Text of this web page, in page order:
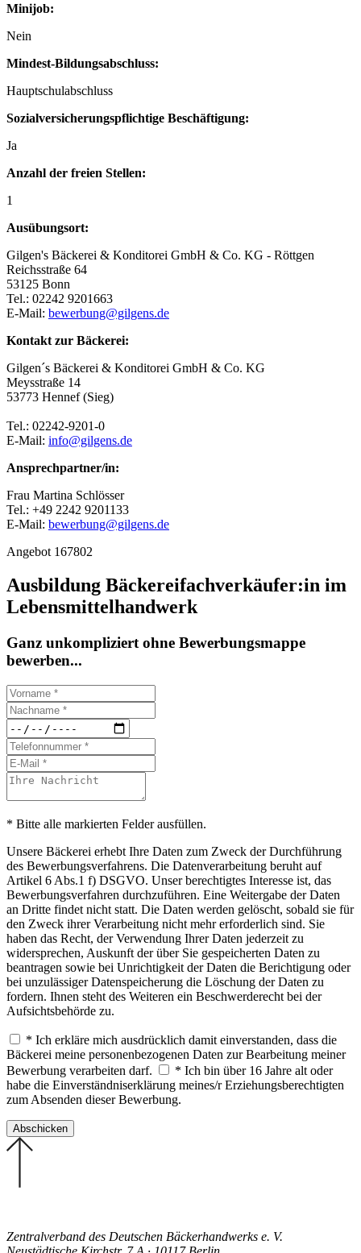
Minijob:
Nein
Mindest-Bildungsabschluss:
Hauptschulabschluss
Sozialversicherungspflichtige Beschäftigung:
Ja
Anzahl der freien Stellen:
1
Ausübungsort:
Gilgen's Bäckerei & Konditorei GmbH & Co. KG - Röttgen
Reichsstraße 64
53125 Bonn
Tel.: 02242 9201663
E-Mail: bewerbung@gilgens.de
Kontakt zur Bäckerei:
Gilgen´s Bäckerei & Konditorei GmbH & Co. KG
Meysstraße 14
53773 Hennef (Sieg)
Tel.: 02242-9201-0
E-Mail: info@gilgens.de
Ansprechpartner/in:
Frau Martina Schlösser
Tel.: +49 2242 9201133
E-Mail: bewerbung@gilgens.de
Angebot 167802
Ausbildung Bäckereifachverkäufer:in im
Lebensmittelhandwerk
Ganz unkompliziert ohne Bewerbungsmappe
bewerben...
* Bitte alle markierten Felder ausfüllen.
Unsere Bäckerei erhebt Ihre Daten zum Zweck der Durchführung
des Bewerbungsverfahrens. Die Datenverarbeitung beruht auf
Artikel 6 Abs.1 f) DSGVO. Unser berechtigtes Interesse ist, das
Bewerbungsverfahren durchzuführen. Eine Weitergabe der Daten
an Dritte findet nicht statt. Die Daten werden gelöscht, sobald sie für
den Zweck ihrer Verarbeitung nicht mehr erforderlich sind. Sie
haben das Recht, der Verwendung Ihrer Daten jederzeit zu
widersprechen, Auskunft der über Sie gespeicherten Daten zu
beantragen sowie bei Unrichtigkeit der Daten die Berichtigung oder
bei unzulässiger Datenspeicherung die Löschung der Daten zu
fordern. Ihnen steht des Weiteren ein Beschwerderecht bei der
Aufsichtsbehörde zu.
* Ich erkläre mich ausdrücklich damit einverstanden, dass die
Bäckerei meine personenbezogenen Daten zur Bearbeitung meiner
Bewerbung verarbeiten darf.
* Ich bin über 16 Jahre alt oder
habe die Einverständniserklärung meines/r Erziehungsberechtigten
zum Absenden dieser Bewerbung.
Zentralverband des Deutschen Bäckerhandwerks e. V.